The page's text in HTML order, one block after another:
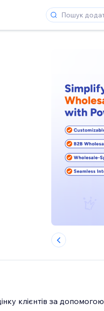
клієнтів за допомогою